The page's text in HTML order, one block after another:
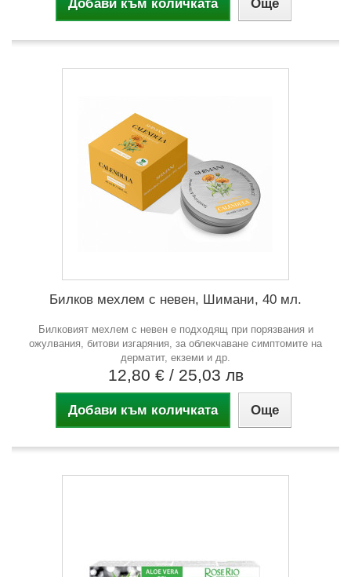
Добави към количката Още
Билков мехлем с невен, Шимани, 40 мл.
Билковият мехлем с невен е подходящ при порязвания и
ожулвания, битови изгаряния, за облекчаване симптомите на
дерматит, екземи и др.
12,80 € / 25,03 лв
Добави към количката Още